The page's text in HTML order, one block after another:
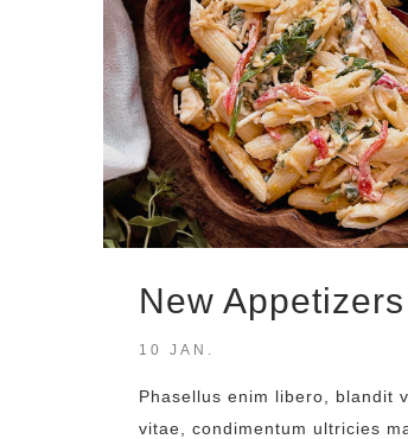
New Appetizers
10 JAN.
Phasellus enim libero, blandit
vitae, condimentum ultricies